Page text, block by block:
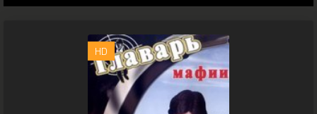
HD